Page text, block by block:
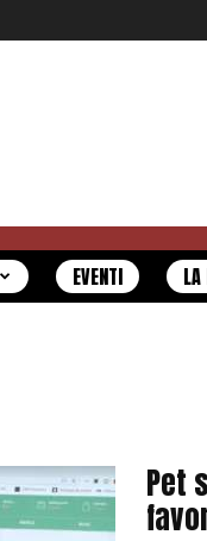
EVENTI
Pet